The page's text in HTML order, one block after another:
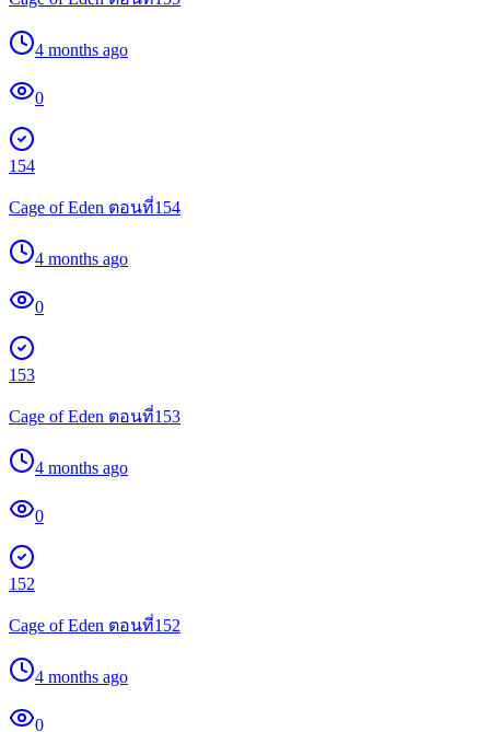
4 months ago
0
154
Cage of Eden ตอนที่154
4 months ago
0
153
Cage of Eden ตอนที่153
4 months ago
0
152
Cage of Eden ตอนที่152
4 months ago
0